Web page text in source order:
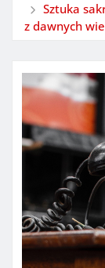
Sztuka
z dawnych